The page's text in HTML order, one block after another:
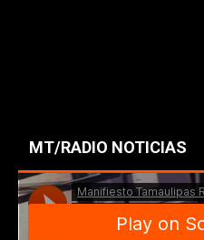
MT/RADIO NOTICIAS